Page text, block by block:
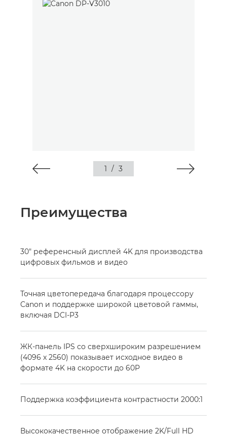
1 / 3
Преимущества
30" референсный дисплей 4K для производства
цифровых фильмов и видео
Точная цветопередача благодаря процессору
Canon и поддержке широкой цветовой гаммы,
включая DCI-P3
ЖК-панель IPS со сверхшироким разрешением
(4096 x 2560) показывает исходное видео в
формате 4K на скорости до 60P
Поддержка коэффициента контрастности 2000:1
Высококачественное отображение 2K/Full HD